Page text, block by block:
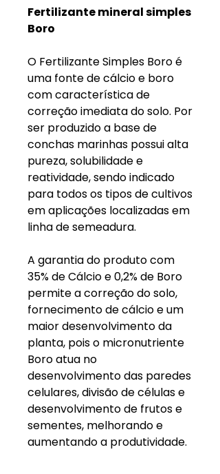
Fertilizante mineral simples
Boro
O Fertilizante Simples Boro é
uma fonte de cálcio e boro
com característica de
correção imediata do solo. Por
ser produzido a base de
conchas marinhas possui alta
pureza, solubilidade e
reatividade, sendo indicado
para todos os tipos de cultivos
em aplicações localizadas em
linha de semeadura.
A garantia do produto com
35% de Cálcio e 0,2% de Boro
permite a correção do solo,
fornecimento de cálcio e um
maior desenvolvimento da
planta, pois o micronutriente
Boro atua no
desenvolvimento das paredes
celulares, divisão de células e
desenvolvimento de frutos e
sementes, melhorando e
aumentando a produtividade.